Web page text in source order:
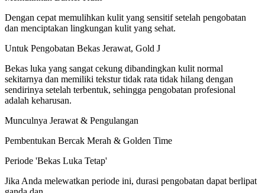
Dengan cepat memulihkan kulit yang sensitif setelah pengobatan
dan menciptakan lingkungan kulit yang sehat.
Untuk Pengobatan Bekas Jerawat, Gold J
Bekas luka yang sangat cekung dibandingkan kulit normal
sekitarnya dan memiliki tekstur tidak rata tidak hilang dengan
sendirinya setelah terbentuk, sehingga pengobatan profesional
adalah keharusan.
Munculnya Jerawat & Pengulangan
Pembentukan Bercak Merah & Golden Time
Periode 'Bekas Luka Tetap'
Jika Anda melewatkan periode ini, durasi pengobatan dapat berlipat